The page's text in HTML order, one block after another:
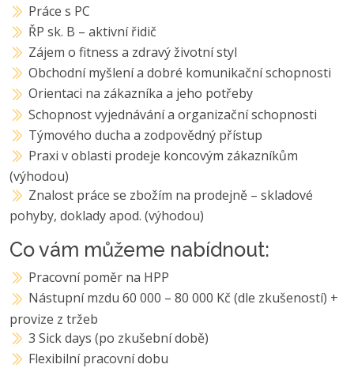
Práce s PC
ŘP sk. B – aktivní řidič
Zájem o fitness a zdravý životní styl
Obchodní myšlení a dobré komunikační schopnosti
Orientaci na zákazníka a jeho potřeby
Schopnost vyjednávání a organizační schopnosti
Týmového ducha a zodpovědný přístup
Praxi v oblasti prodeje koncovým zákazníkům
(výhodou)
Znalost práce se zbožím na prodejně – skladové
pohyby, doklady apod. (výhodou)
Co vám můžeme nabídnout:
Pracovní poměr na HPP
Nástupní mzdu 60 000 – 80 000 Kč (dle zkušeností) +
provize z tržeb
3 Sick days (po zkušební době)
Flexibilní pracovní dobu